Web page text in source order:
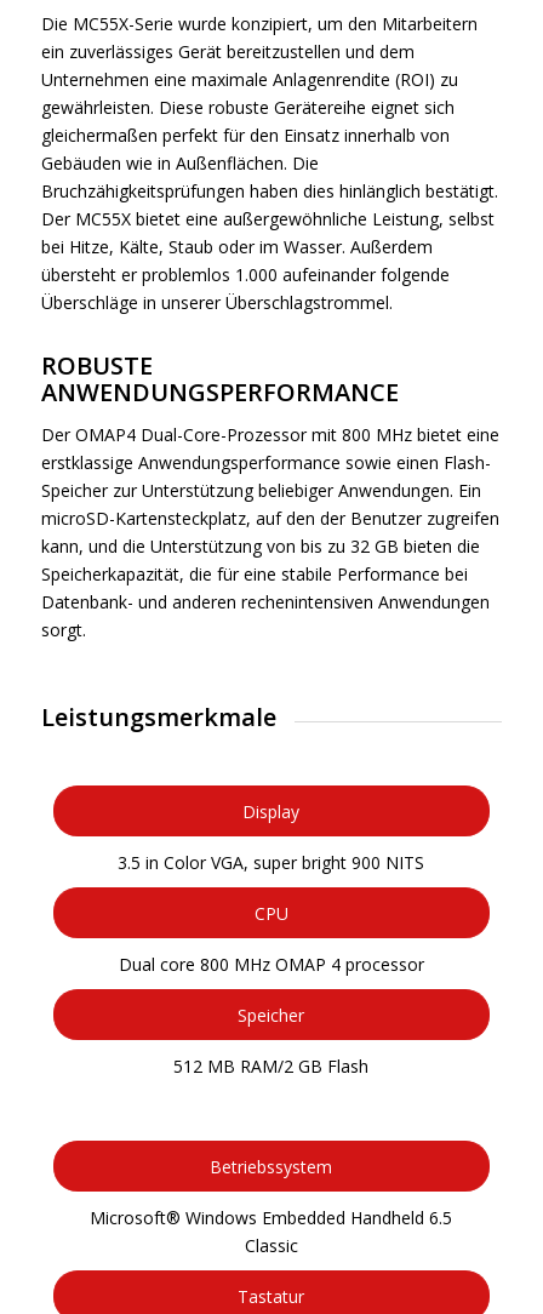
Die MC55X-Serie wurde konzipiert, um den Mitarbeitern
ein zuverlässiges Gerät bereitzustellen und dem
Unternehmen eine maximale Anlagenrendite (ROI) zu
gewährleisten. Diese robuste Gerätereihe eignet sich
gleichermaßen perfekt für den Einsatz innerhalb von
Gebäuden wie in Außenflächen. Die
Bruchzähigkeitsprüfungen haben dies hinlänglich bestätigt.
Der MC55X bietet eine außergewöhnliche Leistung, selbst
bei Hitze, Kälte, Staub oder im Wasser. Außerdem
übersteht er problemlos 1.000 aufeinander folgende
Überschläge in unserer Überschlagstrommel.
ROBUSTE
ANWENDUNGSPERFORMANCE
Der OMAP4 Dual-Core-Prozessor mit 800 MHz bietet eine
erstklassige Anwendungsperformance sowie einen Flash-
Speicher zur Unterstützung beliebiger Anwendungen. Ein
microSD-Kartensteckplatz, auf den der Benutzer zugreifen
kann, und die Unterstützung von bis zu 32 GB bieten die
Speicherkapazität, die für eine stabile Performance bei
Datenbank- und anderen rechenintensiven Anwendungen
sorgt.
Leistungsmerkmale
Display
3.5 in Color VGA, super bright 900 NITS
CPU
Dual core 800 MHz OMAP 4 processor
Speicher
512 MB RAM/2 GB Flash
Betriebssystem
Microsoft® Windows Embedded Handheld 6.5
Classic
Tastatur